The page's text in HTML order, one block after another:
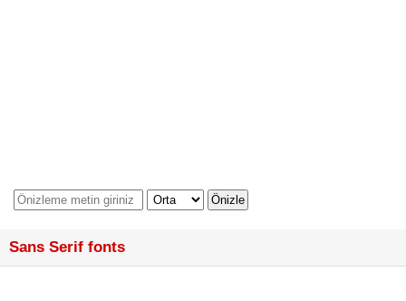
Sans Serif fonts